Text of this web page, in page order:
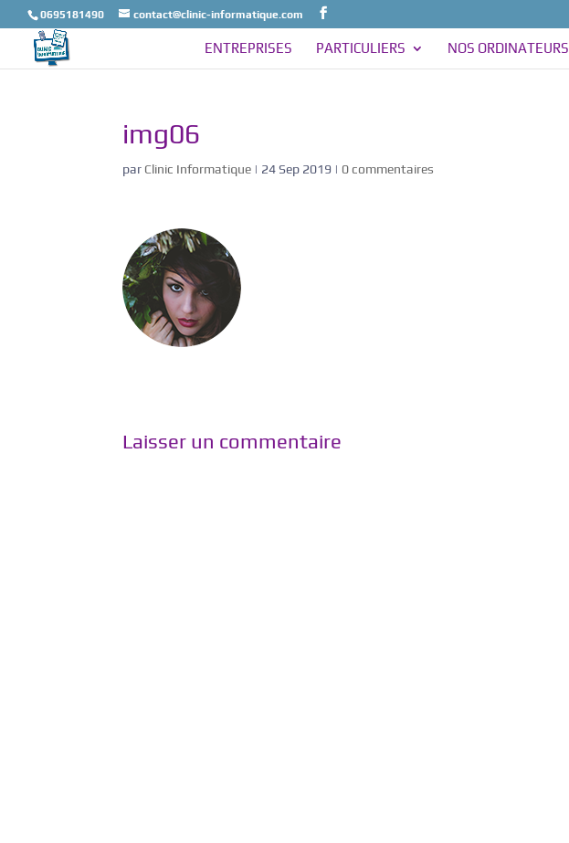
0695181490 contact@clinic-informatique.com
ENTREPRISES PARTICULIERS NOS ORDINATEURS
img06
par Clinic Informatique | 24 Sep 2019 | 0 commentaires
Laisser un commentaire